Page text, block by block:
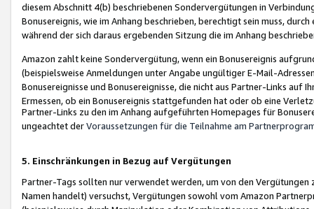
diesem Abschnitt 4(b) beschriebenen Sondervergütungen in
Bonusereignis, wie im Anhang beschrieben, berechtigt sein muss,
während der sich daraus ergebenden Sitzung die im Anhang
Amazon zahlt keine Sondervergütung, wenn ein Bonusereignis
(beispielsweise Anmeldungen unter Angabe ungültiger E-Mail-
Bonusereignisse und Bonusereignisse, die nicht aus Partner-Links auf
Ermessen, ob ein Bonusereignis stattgefunden hat oder ob eine
Partner-Links zu den im Anhang aufgeführten Homepages für
ungeachtet derVoraussetzungen für die Teilnahme am
5. Einschränkungen in Bezug auf Vergütungen
Partner-Tags sollten nur verwendet werden, um von den
Namen handelt) versuchst, Vergütungen sowohl vom Amazon